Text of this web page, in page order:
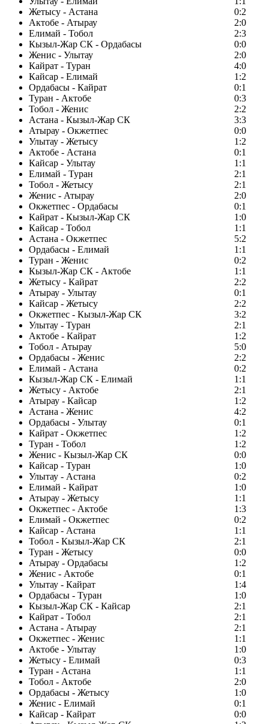
Жетысу - Астана
0:2
Актобе - Атырау
2:0
Елимай - Тобол
2:3
Кызыл-Жар СК - Ордабасы
0:0
Женис - Улытау
2:0
Кайрат - Туран
4:0
Кайсар - Елимай
1:2
Ордабасы - Кайрат
0:1
Туран - Актобе
0:3
Тобол - Женис
2:2
Астана - Кызыл-Жар СК
3:3
Атырау - Окжетпес
0:0
Улытау - Жетысу
1:2
Актобе - Астана
0:1
Кайсар - Улытау
1:1
Елимай - Туран
2:1
Тобол - Жетысу
2:1
Женис - Атырау
2:0
Окжетпес - Ордабасы
0:1
Кайрат - Кызыл-Жар СК
1:0
Кайсар - Тобол
1:1
Астана - Окжетпес
5:2
Ордабасы - Елимай
1:1
Туран - Женис
0:2
Кызыл-Жар СК - Актобе
1:1
Жетысу - Кайрат
2:2
Атырау - Улытау
0:1
Кайсар - Жетысу
2:2
Окжетпес - Кызыл-Жар СК
3:2
Улытау - Туран
2:1
Актобе - Кайрат
1:2
Тобол - Атырау
5:0
Ордабасы - Женис
2:2
Елимай - Астана
0:2
Кызыл-Жар СК - Елимай
1:1
Жетысу - Актобе
2:1
Атырау - Кайсар
1:2
Астана - Женис
4:2
Ордабасы - Улытау
0:1
Кайрат - Окжетпес
1:2
Туран - Тобол
1:2
Женис - Кызыл-Жар СК
0:0
Кайсар - Туран
1:0
Улытау - Астана
0:2
Елимай - Кайрат
1:0
Атырау - Жетысу
1:1
Окжетпес - Актобе
1:3
Елимай - Окжетпес
0:2
Кайсар - Астана
1:1
Тобол - Кызыл-Жар СК
2:1
Туран - Жетысу
0:0
Атырау - Ордабасы
1:2
Женис - Актобе
0:1
Улытау - Кайрат
1:4
Ордабасы - Туран
1:0
Кызыл-Жар СК - Кайсар
2:1
Кайрат - Тобол
2:1
Астана - Атырау
2:1
Окжетпес - Женис
1:1
Актобе - Улытау
1:0
Жетысу - Елимай
0:3
Туран - Астана
1:1
Тобол - Актобе
2:0
Ордабасы - Жетысу
1:0
Женис - Елимай
0:1
Кайсар - Кайрат
0:0